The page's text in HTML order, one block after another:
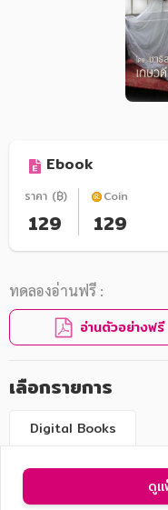
Ebook
ราคา (฿)
129
Coin
129
ทดลองอ่านฟรี :
อ่านตัวอย่างฟรี
เลือกรายการ
Digital Books
ดูแ